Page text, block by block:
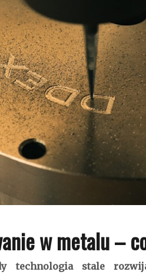
w metalu –
technologia stale